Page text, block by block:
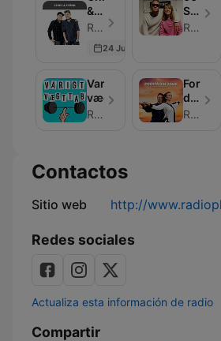
&
Heino
RadioPlay - Episodio 364
24 Jun 2019
Med
RadioPlay
Varigt
vægttab
RadioPlay
Forstå
din
dame
RadioPlay
Contactos
Sitio web http://
Redes sociales
Actualiza esta información de radio
Compartir